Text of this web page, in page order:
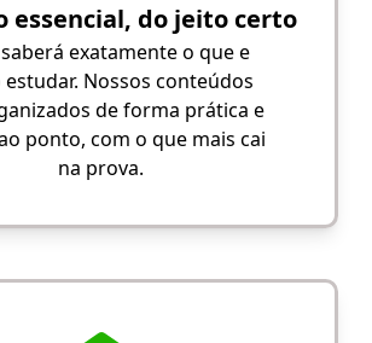
essencial, do jeito certo
exatamente o que e
Nossos conteúdos
de forma prática e
ponto, com o que mais cai
na prova.